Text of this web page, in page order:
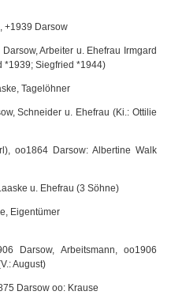
+1939 Darsow
Arbeiter u. Ehefrau Irmgard
*1939; Siegfried *1944)
Tagelöhner
Schneider u. Ehefrau (Ki.: Ottilie
oo1864 Darsow: Albertine Walk
u. Ehefrau (3 Söhne)
Eigentümer
Darsow, Arbeitsmann, oo1906
August)
Darsow oo: Krause